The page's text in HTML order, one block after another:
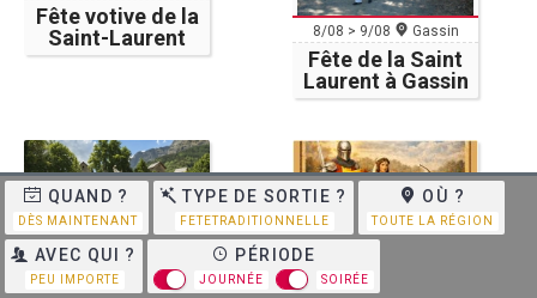
QUAND ?
DÈS MAINTENANT
TYPE DE SORTIE ?
FETETRADITIONNELLE
OÙ ?
TOUTE LA RÉGION
AVEC QUI ?
PEU IMPORTE
PÉRIODE
JOURNÉE SOIRÉE
Fête votive de la
Saint-Laurent
8/08 > 9/08 Gassin
Fête de la Saint
Laurent à Gassin
7/08 > 9/08
Fête Médiévale
Fête Médiévale